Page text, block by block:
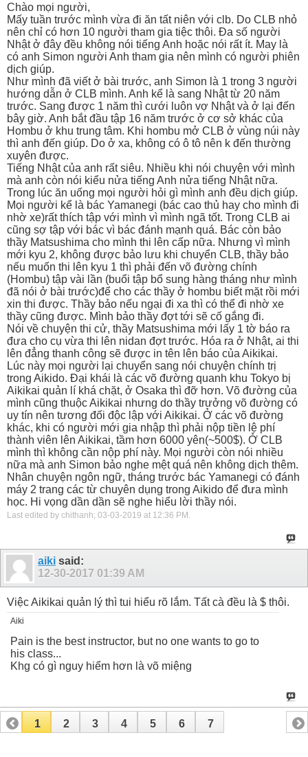
Chào mọi người,
Mấy tuần trước mình vừa đi ăn tất niên với clb. Do CLB nhỏ
nên chỉ có hơn 10 người tham gia tiệc thôi. Đa số người
Nhật ở đây đều không nói tiếng Anh hoặc nói rất ít. May là
có anh Simon người Anh tham gia nên mình có người phiên
dịch giúp.
Như mình đã viết ở bài trước, anh Simon là 1 trong 3 người
hướng dẫn ở CLB mình. Anh kể là sang Nhật từ 20 năm
trước. Sang được 1 năm thì cưới luôn vợ Nhật và ở lại đến
bây giờ. Anh bắt đầu tập 16 năm trước ở cơ sở khác của
Hombu ở khu trung tâm. Khi hombu mở CLB ở vùng núi này
thì anh đến giúp. Do ở xa, không có ô tô nên k đến thường
xuyên được.
Tiếng Nhật của anh rất siêu. Nhiều khi nói chuyện với mình
mà anh còn nói kiểu nửa tiếng Anh nửa tiếng Nhật nữa.
Trong lúc ăn uống mọi người hỏi gì mình anh đều dịch giúp.
Mọi người kể là bác Yamanegi (bác cao thủ hay cho mình đi
nhờ xe)rất thích tập với mình vì mình ngã tốt. Trong CLB ai
cũng sợ tập với bác vì bác đánh mạnh quá. Bác còn bảo
thầy Matsushima cho mình thi lên cấp nữa. Nhưng vì mình
mới kyu 2, không được bảo lưu khi chuyển CLB, thầy bảo
nếu muốn thi lên kyu 1 thì phải đến võ đường chính
(Hombu) tập vài lần (buổi tập bổ sung hàng tháng như mình
đã nói ở bài trước)để cho các thầy ở hombu biết mặt rồi mới
xin thi được. Thầy bảo nếu ngại đi xa thì có thể đi nhờ xe
thầy cũng được. Mình bảo thầy đợt tới sẽ cố gắng đi.
Nói về chuyện thi cử, thầy Matsushima mới lấy 1 tờ báo ra
đưa cho cụ vừa thi lên nidan đợt trước. Hóa ra ở Nhật, ai thi
lên đẳng thanh công sẽ được in tên lên báo của Aikikai.
Lúc này mọi người lại chuyển sang nói chuyện chính trị
trong Aikido. Đại khái là các võ đường quanh khu Tokyo bị
Aikikai quản lí khá chặt, ở Osaka thì đỡ hơn. Võ đường của
mình cũng thuộc Aikikai nhưng do thầy trưởng võ đường có
uy tín nên tương đối độc lập với Aikikai. Ở các võ đường
khác, khi có người mới gia nhập thì phải nộp tiền lệ phí
thành viên lên Aikikai, tầm hơn 6000 yên(~500$). Ở CLB
mình thì không cần nộp phí này. Mọi người còn nói nhiều
nữa mà anh Simon bảo nghe mệt quá nên không dịch thêm.
Nhân chuyện ngôn ngữ, tháng trước bác Yamanegi có đánh
máy 2 trang các từ chuyên dụng trong Aikido để đưa mình
học. Hi vọng dần dần sẽ nghe hiểu lời thầy nói.
Last edited by chithanh; 03-03-2019 at 12:36 PM
aiki said:
12-30-2017 01:39 AM
Việc Aikikai quản lý thì tui hiểu rõ lắm. Tất cà đều là $ thôi.
Aiki
Pain is the best instructor, but no one wants to go to
his class...
Khg có gì nguy hiểm hơn là võ miệng
1 2 3 4 5 6 7